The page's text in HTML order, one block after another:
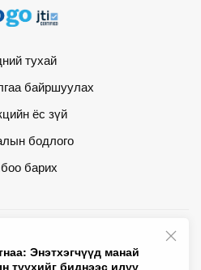
Энэтхэгчүүд манай
түүхийг биднээс илүү
тухай
байршуулах
ёс зүй
бодлого
барих
• Бүх эрх хуулиар хамгаалагдсан